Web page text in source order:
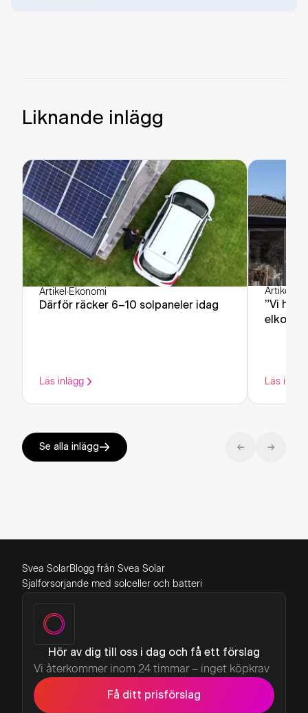
Liknande inlägg
Artikel ·Ekonomi
Därför räcker 6–10 solpaneler idag
Läs inlägg
Artikel
”Vi har
Läs
Se alla inlägg
Svea SolarBlogg från Svea Solar
Sjalforsorjande med solceller och batteri
Hör av dig till oss i dag och få ett förslag
Vi återkommer inom 24 timmar – inget köpkrav
Få ditt prisförslag